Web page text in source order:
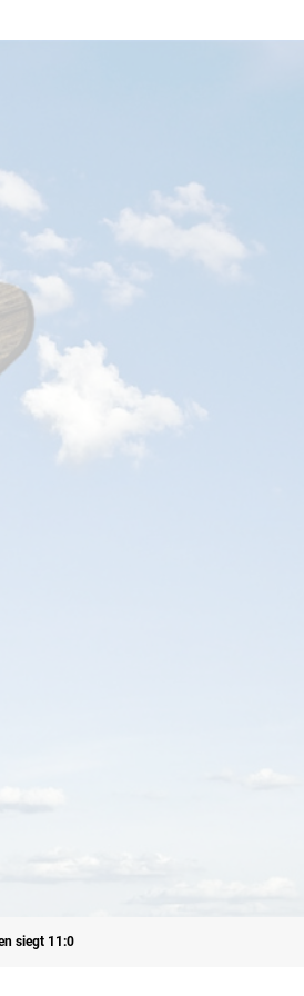
siegt 11:0